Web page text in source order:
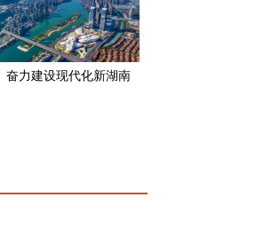
奋力建设现代化新湖南